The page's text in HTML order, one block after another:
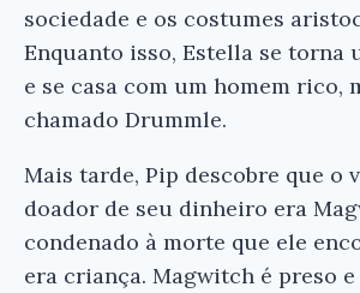
sociedade e os costumes
Enquanto isso, Estella se torna
e se casa com um homem rico,
chamado Drummle.
Mais tarde, Pip descobre que o
doador de seu dinheiro era
condenado à morte que ele
era criança. Magwitch é preso
Ei, Leitor!
Gostou do resumo? Nós